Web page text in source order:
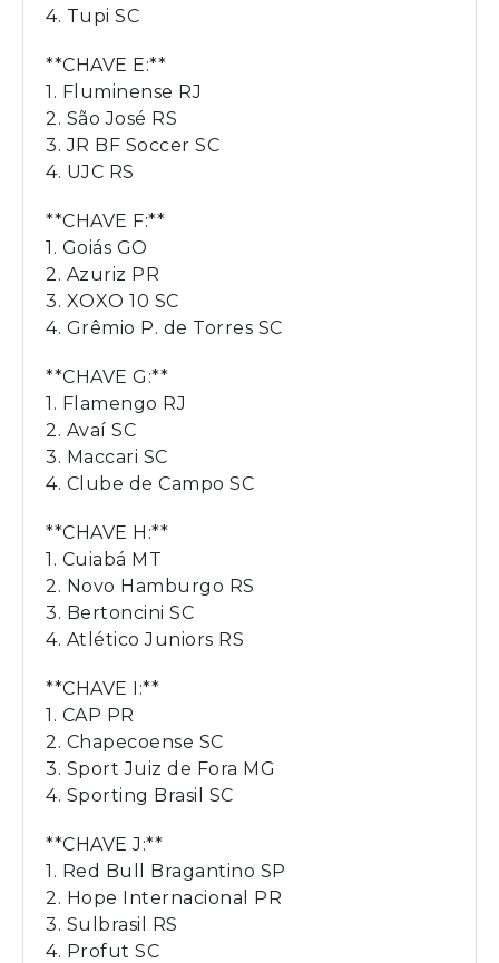
4. Tupi SC
**CHAVE E:**
1. Fluminense RJ
2. São José RS
3. JR BF Soccer SC
4. UJC RS
**CHAVE F:**
1. Goiás GO
2. Azuriz PR
3. XOXO 10 SC
4. Grêmio P. de Torres SC
**CHAVE G:**
1. Flamengo RJ
2. Avaí SC
3. Maccari SC
4. Clube de Campo SC
**CHAVE H:**
1. Cuiabá MT
2. Novo Hamburgo RS
3. Bertoncini SC
4. Atlético Juniors RS
**CHAVE I:**
1. CAP PR
2. Chapecoense SC
3. Sport Juiz de Fora MG
4. Sporting Brasil SC
**CHAVE J:**
1. Red Bull Bragantino SP
2. Hope Internacional PR
3. Sulbrasil RS
4. Profut SC